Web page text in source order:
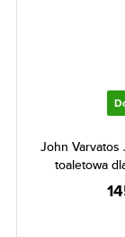
John Varvatos
toaletowa